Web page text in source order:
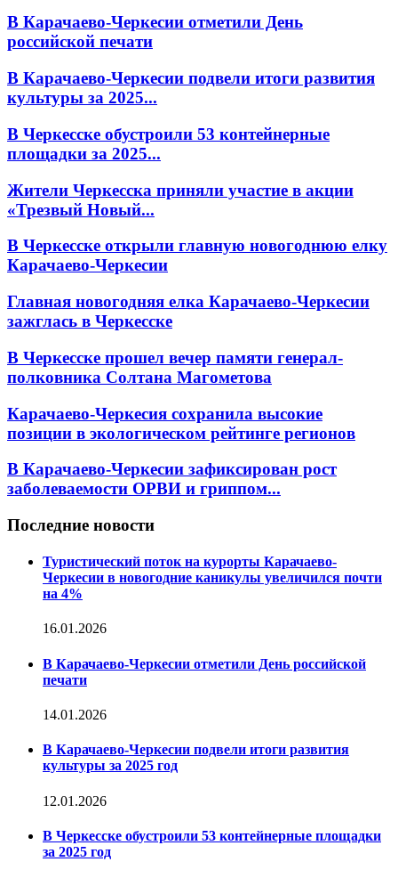
В Карачаево-Черкесии отметили День
российской печати
В Карачаево-Черкесии подвели итоги развития
культуры за 2025...
В Черкесске обустроили 53 контейнерные
площадки за 2025...
Жители Черкесска приняли участие в акции
«Трезвый Новый...
В Черкесске открыли главную новогоднюю елку
Карачаево-Черкесии
Главная новогодняя елка Карачаево-Черкесии
зажглась в Черкесске
В Черкесске прошел вечер памяти генерал-
полковника Солтана Магометова
Карачаево-Черкесия сохранила высокие
позиции в экологическом рейтинге регионов
В Карачаево-Черкесии зафиксирован рост
заболеваемости ОРВИ и гриппом...
Последние новости
Туристический поток на курорты Карачаево-
Черкесии в новогодние каникулы увеличился почти
на 4%
16.01.2026
В Карачаево-Черкесии отметили День российской
печати
14.01.2026
В Карачаево-Черкесии подвели итоги развития
культуры за 2025 год
12.01.2026
В Черкесске обустроили 53 контейнерные площадки
за 2025 год